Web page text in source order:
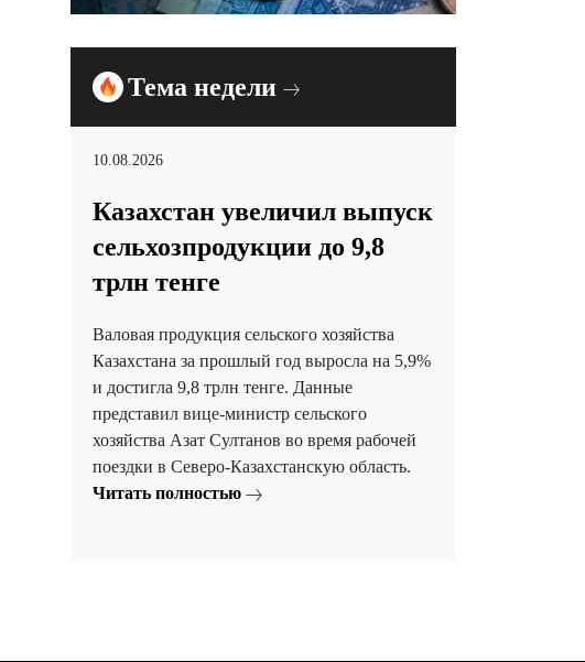
Тема недели
10.08.2026
Казахстан увеличил выпуск
сельхозпродукции до 9,8
трлн тенге
Валовая продукция сельского хозяйства
Казахстана за прошлый год выросла на 5,9%
и достигла 9,8 трлн тенге. Данные
представил вице-министр сельского
хозяйства Азат Султанов во время рабочей
поездки в Северо-Казахстанскую область.
Читать полностью